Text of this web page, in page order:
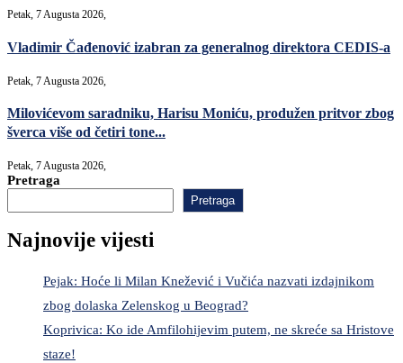
Petak, 7 Augusta 2026,
Vladimir Čađenović izabran za generalnog direktora CEDIS-a
Petak, 7 Augusta 2026,
Milovićevom saradniku, Harisu Moniću, produžen pritvor zbog
šverca više od četiri tone...
Petak, 7 Augusta 2026,
Pretraga
Pretraga
Najnovije vijesti
Pejak: Hoće li Milan Knežević i Vučića nazvati izdajnikom
zbog dolaska Zelenskog u Beograd?
Koprivica: Ko ide Amfilohijevim putem, ne skreće sa Hristove
staze!